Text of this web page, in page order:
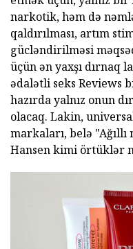
narkotik, həm də
qaldırılması, artım
gücləndirilməsi
üçün ən yaxşı dırnaq
ədalətli seks Reviews
hazırda yalnız onun
olacaq. Lakin,
markaları, belə "Ağıllı
Hansen kimi örtüklər